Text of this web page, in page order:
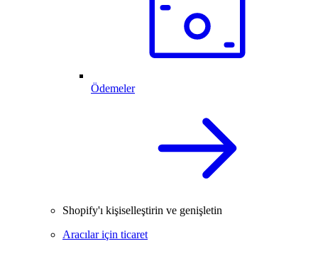
Ödemeler
Shopify'ı kişiselleştirin ve genişletin
Aracılar için ticaret